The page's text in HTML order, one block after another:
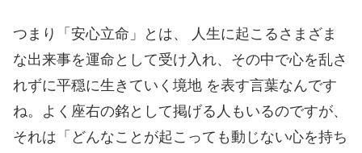
つまり「安心立命」とは、 人生に起こるさまざま
な出来事を運命として受け入れ、その中で心を乱さ
れずに平穏に生きていく境地 を表す言葉なんです
ね。よく座右の銘として掲げる人もいるのですが、
それは「どんなことが起こっても動じない心を持ち